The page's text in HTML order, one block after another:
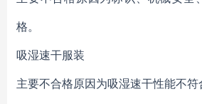
格。
吸湿速干服装
主要不合格原因为吸湿速干性能不符